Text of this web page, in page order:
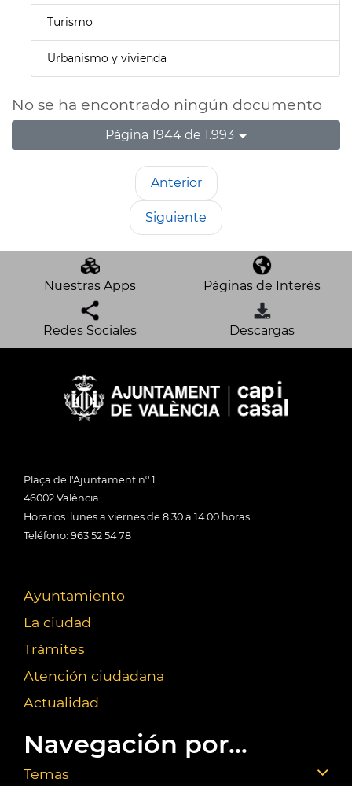
Turismo
Urbanismo y vivienda
No se ha encontrado ningún documento
Página 1944 de 1.993
Anterior
Siguiente
Nuestras Apps Páginas de Interés
Redes Sociales Descargas
Plaça de l'Ajuntament nº 1
46002 València
Horarios: lunes a viernes de 8:30 a 14:00 horas
Teléfono: 963 52 54 78
Ayuntamiento
La ciudad
Trámites
Atención ciudadana
Actualidad
Navegación por...
Temas